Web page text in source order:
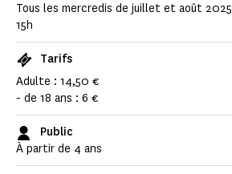
Tous les mercredis de juillet et août 2025
15h
Tarifs
Adulte : 14,50 €
- de 18 ans : 6 €
Public
À partir de 4 ans